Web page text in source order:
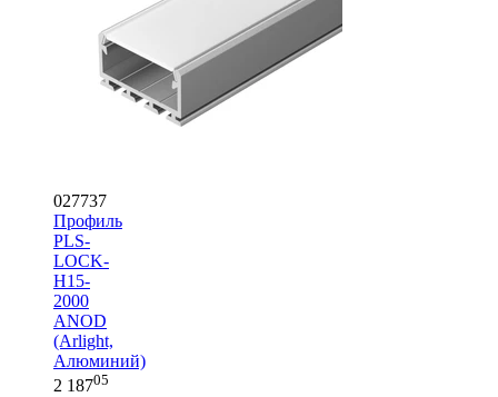
027737
Профиль
PLS-
LOCK-
H15-
2000
ANOD
(Arlight,
Алюминий)
2 18705